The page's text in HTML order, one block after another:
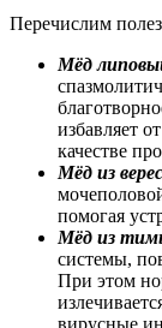
Перечислим
Мёд
избавляет
качестве
Мёд из
помогая
Мёд из
системы,
При этом